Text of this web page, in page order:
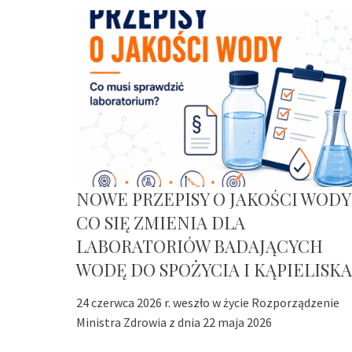
NOWE PRZEPISY O JAKOŚCI
CO SIĘ ZMIENIA DLA
LABORATORIÓW BADAJĄCYCH
WODĘ DO SPOŻYCIA I KĄPIELISKA
24 czerwca 2026 r. weszło w życie Rozporządzenie
Ministra Zdrowia z dnia 22 maja 2026